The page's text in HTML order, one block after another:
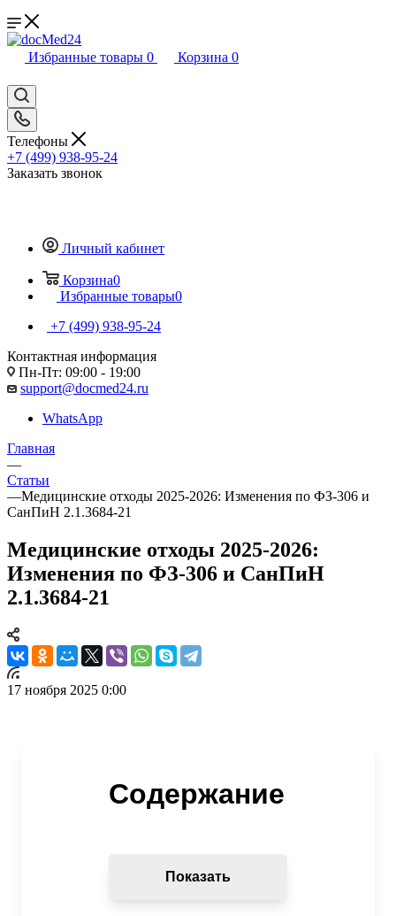
Избранные товары 0 Корзина 0
Телефоны
+7 (499) 938-95-24
Заказать звонок
Личный кабинет
Корзина0
Избранные товары0
+7 (499) 938-95-24
Контактная информация
Пн-Пт: 09:00 - 19:00
support@docmed24.ru
WhatsApp
Главная
—
Статьи
—Медицинские отходы 2025-2026: Изменения по ФЗ-306 и
СанПиН 2.1.3684-21
Медицинские отходы 2025-2026:
Изменения по ФЗ-306 и СанПиН
2.1.3684-21
17 ноября 2025 0:00
Содержание
Показать